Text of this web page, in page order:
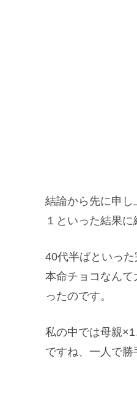
結論から先に申
１といった結果に
40代半ばといっ
本命チョコなん
ったのです。
私の中では母親
ですね、一人で勝